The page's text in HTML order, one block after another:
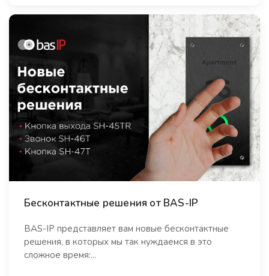
Бесконтактные решения от BAS-IP
BAS-IP представляет вам новые бесконтактные
решения, в которых мы так нуждаемся в это
сложное время:...